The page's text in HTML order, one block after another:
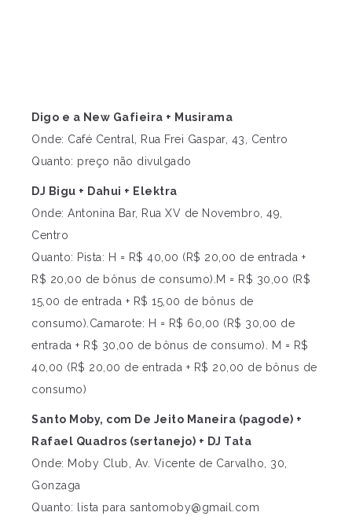
Digo e a New Gafieira + Musirama
Onde: Café Central, Rua Frei Gaspar, 43, Centro
Quanto: preço não divulgado
DJ Bigu + Dahui + Elektra
Onde: Antonina Bar, Rua XV de Novembro, 49,
Centro
Quanto: Pista: H = R$ 40,00 (R$ 20,00 de entrada +
R$ 20,00 de bônus de consumo).M = R$ 30,00 (R$
15,00 de entrada + R$ 15,00 de bônus de
consumo).Camarote: H = R$ 60,00 (R$ 30,00 de
entrada + R$ 30,00 de bônus de consumo). M = R$
40,00 (R$ 20,00 de entrada + R$ 20,00 de bônus de
consumo)
Santo Moby, com De Jeito Maneira (pagode) +
Rafael Quadros (sertanejo) + DJ Tata
Onde: Moby Club, Av. Vicente de Carvalho, 30,
Gonzaga
Quanto: lista para santomoby@gmail.com